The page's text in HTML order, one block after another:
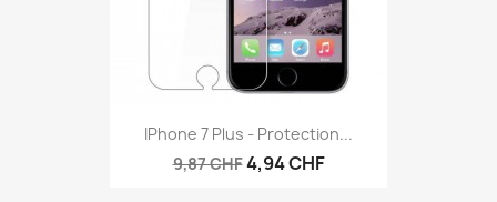
IPhone 7 Plus - Protection...
9,87 CHF4,94 CHF